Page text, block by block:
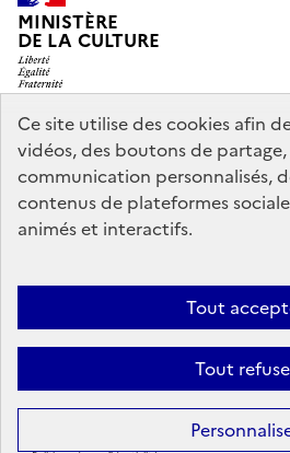
Ce site utilise des cookies afin
vidéos, des boutons de partage,
communication personnalisés,
contenus de plateformes
animés et interactifs.
Tout
Tout
MINISTÈRE
DE LA CULTURE
legifrance.gouv.fr
info.gouv.fr
service-public.gouv.fr
Mentions légales
conforme
Politique d’utilisation des
Sauf mention contraire, tous les contenus